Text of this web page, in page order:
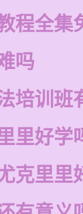
程全集
吗
培训班
里好学
克里里